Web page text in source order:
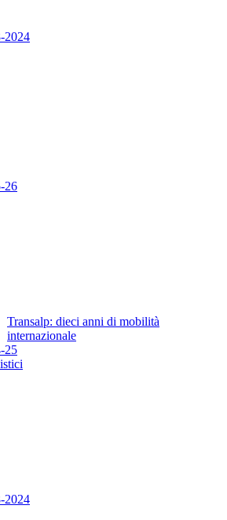
2024
26
Transalp: dieci anni di mobilità
internazionale
25
2024